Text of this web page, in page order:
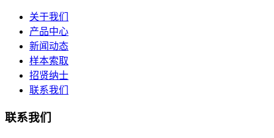
关于我们
产品中心
新闻动态
样本索取
招贤纳士
联系我们
联系我们